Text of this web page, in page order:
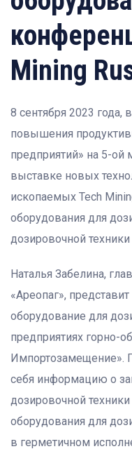
Mining
8 сентября 2023 года,
повышения
предприятий» на 5-
выставке новых
ископаемых Tech
оборудования для
дозировочной техники
Наталья Забелина,
«Ареопаг»,
оборудование для
предприятиях горно-
Импортозамещение».
себя информацию о
дозировочной
оборудования для
в герметичном